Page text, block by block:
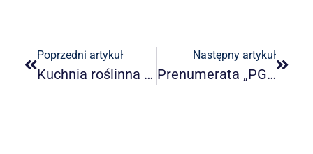
Poprzedni artykuł
Kuchnia roślinna częścią zielonej transformacji
Następny artykuł
Prenumerata „PG” na 2023 rok